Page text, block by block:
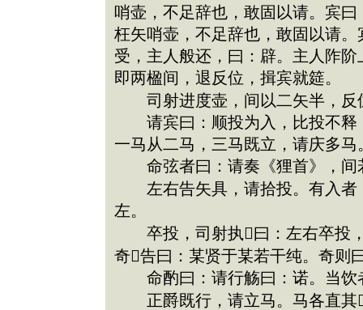
哨壶，不足辞也，敢固以请。宾
枉矢哨壶，不足辞也，敢固以请
受，主人般还，曰：辟。主人阼
即两楹间，退反位，揖宾就筵。
司射进度壶，间以二矢半，反
请宾曰：顺投为入，比投不释
一马从二马，三马既立，请庆多
命弦者曰：请奏《狸首》，间
左右告矢具，请拾投。有入者
左。
卒投，司射执曰：左右卒投，
奇告曰：某贤于某若干纯。奇则
命酌曰：请行觞曰：诺。当饮
正爵既行，请立马。马各直其